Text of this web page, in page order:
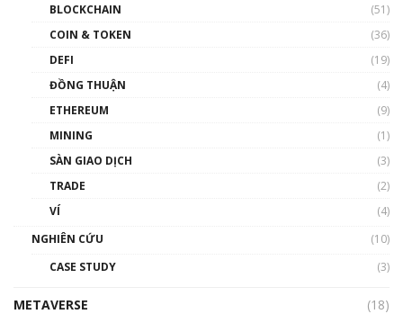
như thể nào?
00:39:31
Phổ cập Blockchain
thống & Crypto qua các cuộc chiến | Phổ cập
BLOCKCHAIN
(51)
COIN & TOKEN
(36)
DEFI
(19)
ĐỒNG THUẬN
(4)
ETHEREUM
(9)
MINING
(1)
SÀN GIAO DỊCH
(3)
TRADE
(2)
VÍ
(4)
NGHIÊN CỨU
(10)
CASE STUDY
(3)
METAVERSE
(18)